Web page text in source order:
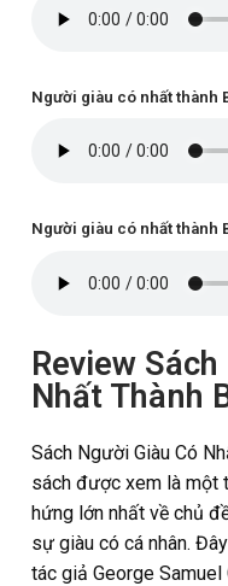
Người giàu có nhất thành
Người giàu có nhất thành
Review
Nhất Thành
Sách Người Giàu Có
sách được xem là một
hứng lớn nhất về chủ
sự giàu có cá nhân.
tác giả George